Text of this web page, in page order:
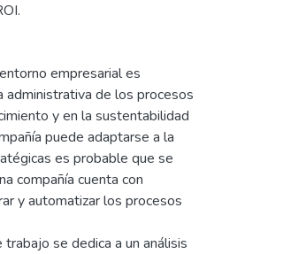
empresarial es
administrativa de los procesos
y en la sustentabilidad
puede adaptarse a la
es probable que se
compañía cuenta con
y automatizar los procesos
se dedica a un análisis